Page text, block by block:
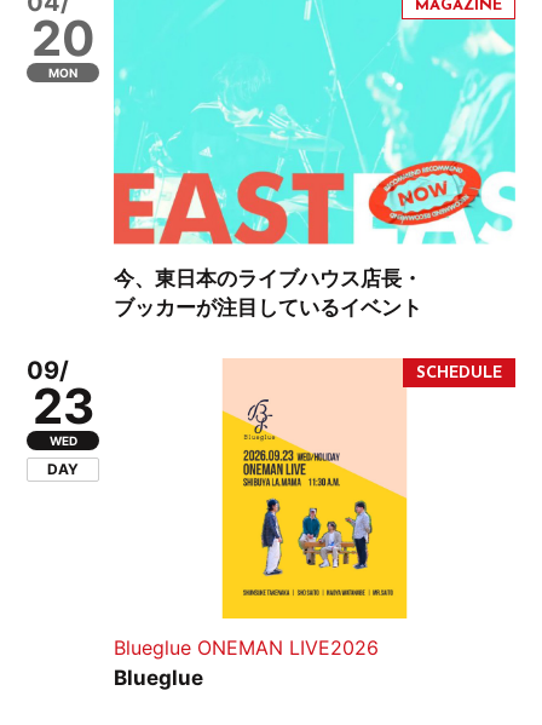
20
MON
今、東日本のライブハウス店長・
ブッカーが注目しているイベント
09/
23
WED
DAY
Blueglue ONEMAN LIVE2026
Blueglue